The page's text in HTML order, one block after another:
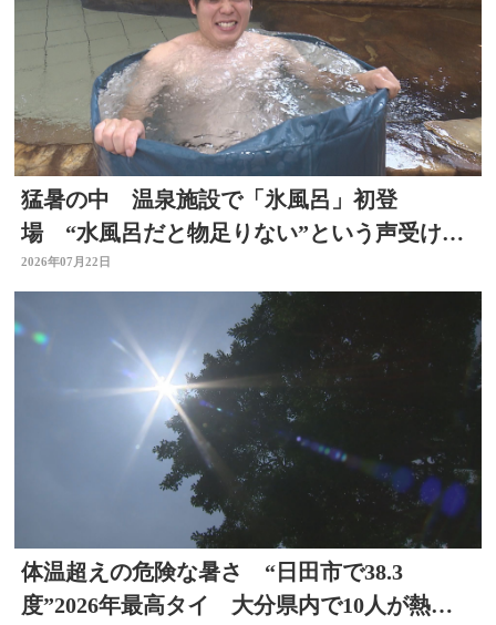
猛暑の中 温泉施設で「氷風呂」初登
場 “水風呂だと物足りない”という声受けレ
ベルアップ 大分・日田市
2026年07月22日
体温超えの危険な暑さ “日田市で38.3
度”2026年最高タイ 大分県内で10人が熱中